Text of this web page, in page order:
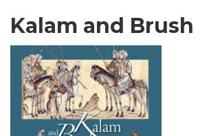
Kalam and Brush